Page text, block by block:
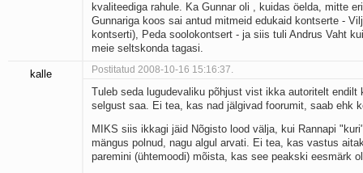
kvaliteediga rahule. Ka Gunnar oli , kuidas öelda, mitte
Gunnariga koos sai antud mitmeid edukaid kontserte -
kontserti), Peda soolokontsert - ja siis tuli Andrus Vaht
meie seltskonda tagasi.
kalle Postitatud 2008-10-16 15:16:37.
Tuleb seda lugudevaliku põhjust vist ikka autoritelt endilt
selgust saa. Ei tea, kas nad jälgivad foorumit, saab ehk
MIKS siis ikkagi jäid Nõgisto lood välja, kui Rannapi
mängus polnud, nagu algul arvati. Ei tea, kas vastus
paremini (ühtemoodi) mõista, kas see peakski eesmärk